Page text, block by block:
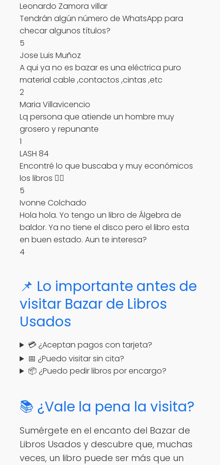
Leonardo Zamora villar
Tendrán algún número de WhatsApp para
checar algunos títulos?
5
Jose Luis Muñoz
A qui ya no es bazar es una eléctrica puro
material cable ,contactos ,cintas ,etc
2
Maria Villavicencio
Lq persona que atiende un hombre muy
grosero y repunante
1
LASH 84
Encontré lo que buscaba y muy económicos
los libros 👌🏻
5
Ivonne Colchado
Hola hola. Yo tengo un libro de Álgebra de
baldor. Ya no tiene el disco pero el libro esta
en buen estado. Aun te interesa?
4
📌 Lo importante antes de
visitar Bazar de Libros
Usados
💳 ¿Aceptan pagos con tarjeta?
📅 ¿Puedo visitar sin cita?
📦 ¿Puedo pedir libros por encargo?
📚 ¿Vale la pena la visita?
Sumérgete en el encanto del Bazar de
Libros Usados y descubre que, muchas
veces, un libro puede ser más que un